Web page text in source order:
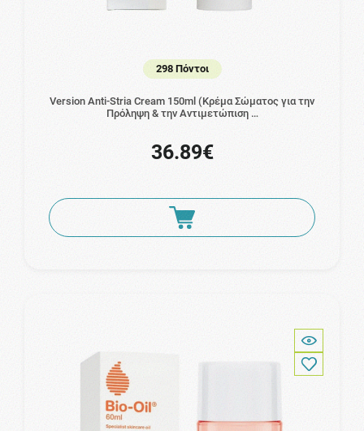
298 Πόντοι
Version Anti-Stria Cream 150ml (Κρέμα Σώματος για την
Πρόληψη & την Αντιμετώπιση …
36.89€